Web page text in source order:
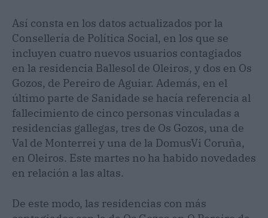
Así consta en los datos actualizados por la
Consellería de Política Social, en los que se
incluyen cuatro nuevos usuarios contagiados
en la residencia Ballesol de Oleiros, y dos en Os
Gozos, de Pereiro de Aguiar. Además, en el
último parte de Sanidade se hacía referencia al
fallecimiento de cinco personas vinculadas a
residencias gallegas, tres de Os Gozos, una de
Val de Monterrei y una de la DomusVi Coruña,
en Oleiros. Este martes no ha habido novedades
en relación a las altas.
De este modo, las residencias con más